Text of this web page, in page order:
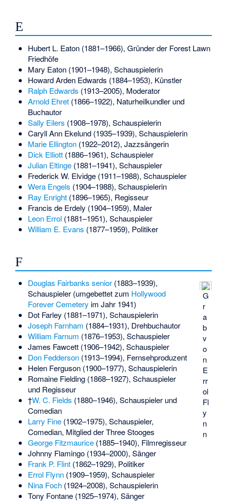
E
Hubert L. Eaton(1881–1966), Gründer der Forest Lawn
Friedhöfe
Mary Eaton(1901–1948), Schauspielerin
Howard Arden Edwards (1884–1953), Künstler
Ralph Edwards (1913–2005), Moderator
Arnold Ehret(1866–1922), Naturheilkundler und
Buchautor
Sally Eilers (1908–1978), Schauspielerin
Caryll Ann Ekelund(1935–1939), Schauspielerin
Marie Ellington(1922–2012), Jazzsängerin
Dick Elliott(1886–1961), Schauspieler
Julian Eltinge(1881–1941), Schauspieler
Frederick W. Elvidge(1911–1988), Schauspieler
Wera Engels (1904–1988), Schauspielerin
Ray Enright(1896–1965), Regisseur
Francis de Erdely (1904–1959), Maler
Leon Errol(1881–1951), Schauspieler
William E. Evans (1877–1959), Politiker
F
G
r
a
b
v
o
n
E
rr
ol
Fl
y
n
n
Douglas Fairbanks senior(1883–1939),
Schauspieler (umgebettet zum Hollywood
Forever Cemetery im Jahr 1941)
Dot Farley (1881–1971), Schauspielerin
Joseph Farnham (1884–1931), Drehbuchautor
William Farnum (1876–1953), Schauspieler
James Fawcett(1906–1942), Schauspieler
Don Fedderson(1913–1994), Fernsehproduzent
Helen Ferguson(1900–1977), Schauspielerin
Romaine Fielding(1868–1927), Schauspieler
und Regisseur
†W. C. Fields (1880–1946), Schauspieler und
Comedian
Larry Fine(1902–1975), Schauspieler,
Comedian, Mitglied derThree Stooges
George Fitzmaurice(1885–1940), Filmregisseur
Johnny Flamingo(1934–2000), Sänger
Frank P. Flint(1862–1929), Politiker
Errol Flynn(1909–1959), Schauspieler
Nina Foch(1924–2008), Schauspielerin
Tony Fontane(1925–1974), Sänger